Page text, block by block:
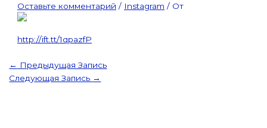
Оставьте комментарий / Instagram / От
http://ift.tt/1qpazfP
← Предыдущая Запись
Следующая Запись →